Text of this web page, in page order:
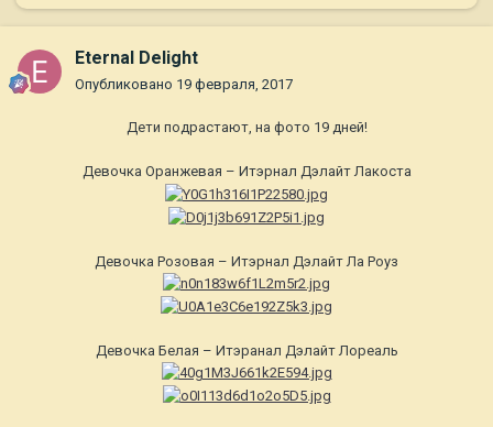
Eternal Delight
Опубликовано 19 февраля, 2017
Дети подрастают, на фото 19 дней!
Девочка Оранжевая – Итэрнал Дэлайт Лакоста
Девочка Розовая – Итэрнал Дэлайт Ла Роуз
Девочка Белая – Итэранал Дэлайт Лореаль